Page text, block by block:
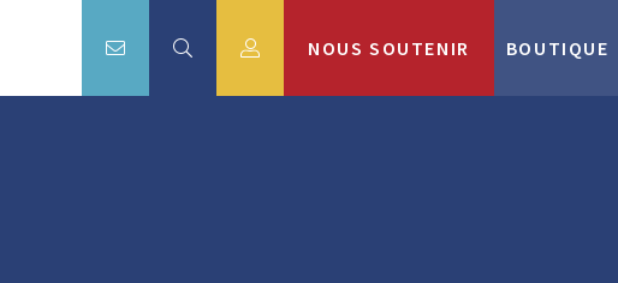
NOUS SOUTENIR BOUTIQUE